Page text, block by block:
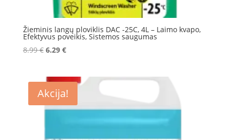
Žieminis langų ploviklis DAC -25C, 4L – Laimo kvapo,
Efektyvus poveikis, Sistemos saugumas
8.99€ Original
8.99 €.
6.29 €Current
6.29 €.
Akcija!